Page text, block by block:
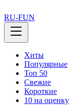
RU-FUN
Хиты
Популярные
Топ 50
Свежие
Короткие
10 на оценку